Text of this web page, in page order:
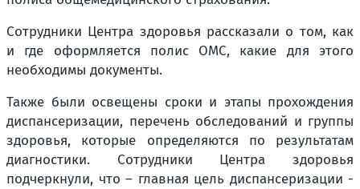
Сотрудники Центра здоровья рассказали о том, как
и где оформляется полис ОМС, какие для этого
необходимы документы.
Также были освещены сроки и этапы прохождения
диспансеризации, перечень обследований и группы
здоровья, которые определяются по результатам
диагностики. Сотрудники Центра здоровья
подчеркнули, что – главная цель диспансеризации -